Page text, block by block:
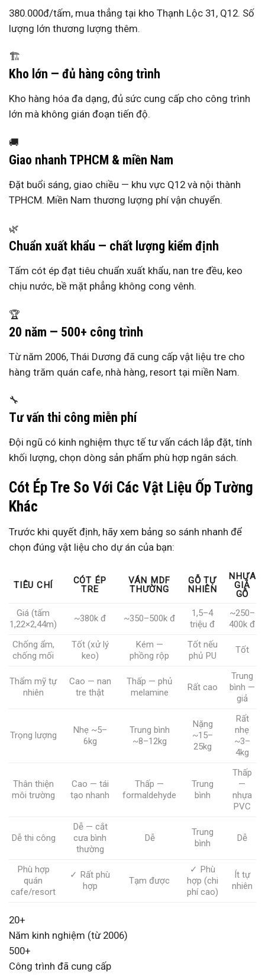
380.000đ/tấm, mua thẳng tại kho Thạnh Lộc 31, Q12. Số
lượng lớn thương lượng thêm.
🏗️
Kho lớn — đủ hàng công trình
Kho hàng hóa đa dạng, đủ sức cung cấp cho công trình
lớn mà không gián đoạn tiến độ.
🚚
Giao nhanh TPHCM & miền Nam
Đặt buổi sáng, giao chiều — khu vực Q12 và nội thành
TPHCM. Miền Nam thương lượng phí vận chuyển.
🌿
Chuẩn xuất khẩu — chất lượng kiểm định
Tấm cót ép đạt tiêu chuẩn xuất khẩu, nan tre đều, keo
chịu nước, bề mặt phẳng không cong vênh.
🏆
20 năm — 500+ công trình
Từ năm 2006, Thái Dương đã cung cấp vật liệu tre cho
hàng trăm quán cafe, nhà hàng, resort tại miền Nam.
🔧
Tư vấn thi công miễn phí
Đội ngũ có kinh nghiệm thực tế tư vấn cách lắp đặt, tính
khối lượng, chọn dòng sản phẩm phù hợp ngân sách.
Cót Ép Tre So Với Các Vật Liệu Ốp Tường
Khác
Trước khi quyết định, hãy xem bảng so sánh nhanh để
chọn đúng vật liệu cho dự án của bạn:
TIÊU CHÍ
CÓT ÉP
TRE
VÁN MDF
THƯỜNG
GỖ TỰ
NHIÊN
NHỰA
GIẢ
GỖ
Giá (tấm
1,22×2,44m)
~380k đ ~350–500k đ
1,5–4
triệu đ
~250–
400k đ
Chống ẩm,
chống mối
Tốt (xử lý
keo)
Kém —
phồng rộp
Tốt nếu
phủ PU
Tốt
Thẩm mỹ tự
nhiên
Cao — nan
tre thật
Thấp — phủ
melamine
Rất cao
Trung
bình —
giả
Trọng lượng
Nhẹ ~5–
6kg
Trung bình
~8–12kg
Nặng
~15–
25kg
Rất
nhẹ
~3–
4kg
Thân thiện
môi trường
Cao — tái
tạo nhanh
Thấp —
formaldehyde
Trung
bình
Thấp
—
nhựa
PVC
Dễ thi công
Dễ — cắt
cưa bình
thường
Dễ
Trung
bình
Dễ
Phù hợp
quán
cafe/resort
✓ Rất phù
hợp
Tạm được
✓ Phù
hợp (chi
phí cao)
Ít tự
nhiên
20+
Năm kinh nghiệm (từ 2006)
500+
Công trình đã cung cấp